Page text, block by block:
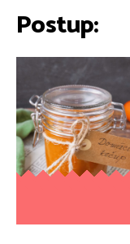
Postup: